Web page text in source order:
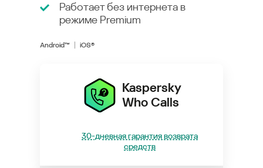
Работает без интернета в
режиме Premium
Android™ iOS®
Kaspersky
Who Calls
30-дневная гарантия возврата
средств